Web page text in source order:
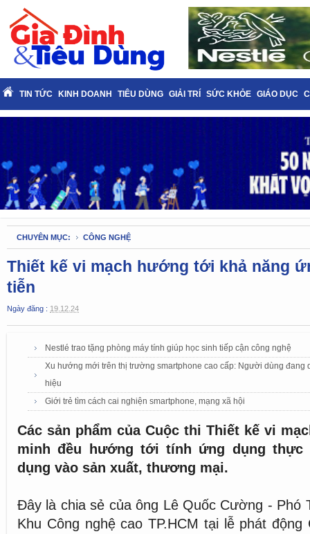
TIN TỨC KINH DOANH TIÊU DÙNG GIẢI TRÍ SỨC KHỎE GIÁO DỤC
CHUYÊN MỤC: CÔNG NGHỆ
Thiết kế vi mạch hướng tới khả năng
tiễn
Ngày đăng : 19.12.24
Nestlé trao tặng phòng máy tính giúp học sinh tiếp cận công nghệ
Xu hướng mới trên thị trường smartphone cao cấp: Người dùng đang
hiệu
Giới trẻ tìm cách cai nghiện smartphone, mạng xã hội
Các sản phẩm của Cuộc thi Thiết kế vi
minh đều hướng tới tính ứng dụng thực
dụng vào sản xuất, thương mại.
Đây là chia sẻ của ông Lê Quốc Cường - Phó
Khu Công nghệ cao TP.HCM tại lễ phát